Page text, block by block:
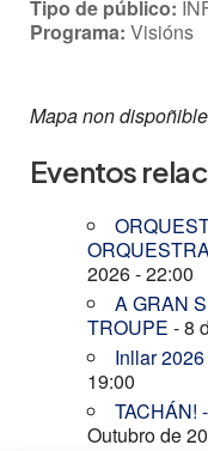
Tipo de público:
Programa: Visións
Mapa non dispoñible
Eventos
2026 - 22:00
A GRAN
TROUPE - 8
Inllar
19:00
TACHÁN!
Outubro de